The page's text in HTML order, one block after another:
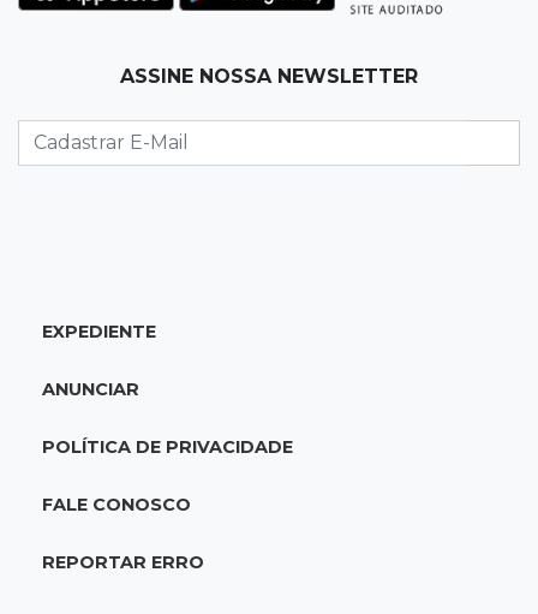
do sol que parece fogo
Nacional
Ex-vereador preso começa briga durante
tiro na cabeça em loja do pai
17:24Recursos
ASSINE NOSSA NEWSLETTER
EXPEDIENTE
ANUNCIAR
POLÍTICA DE PRIVACIDADE
FALE CONOSCO
REPORTAR ERRO